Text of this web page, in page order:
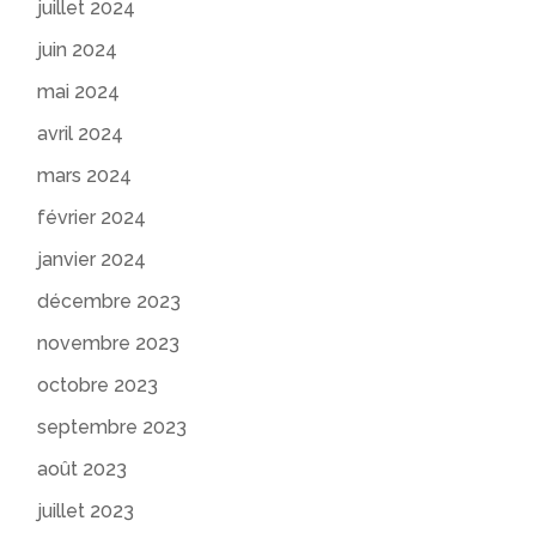
juillet 2024
juin 2024
mai 2024
avril 2024
mars 2024
février 2024
janvier 2024
décembre 2023
novembre 2023
octobre 2023
septembre 2023
août 2023
juillet 2023